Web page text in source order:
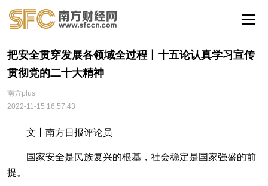
把安全贯穿发展各领域全过程丨十五论认真学习宣传
贯彻党的二十大精神
南方plus
2022-11-15 16:57:43
文丨南方日报评论员
国家安全是民族复兴的根基，社会稳定是国家强盛的前
提。